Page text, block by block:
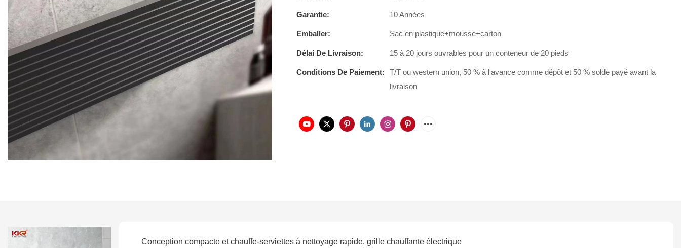
Garantie: 10 Années
Emballer: Sac en plastique+mousse+carton
Délai De Livraison: 15 à 20 jours ouvrables pour un conteneur de 20 pieds
Conditions De Paiement:
T/T ou western union, 50 % à l'avance comme dépôt et 50 % solde payé avant la
livraison
Conception compacte et chauffe-serviettes à nettoyage rapide, grille chauffante électrique